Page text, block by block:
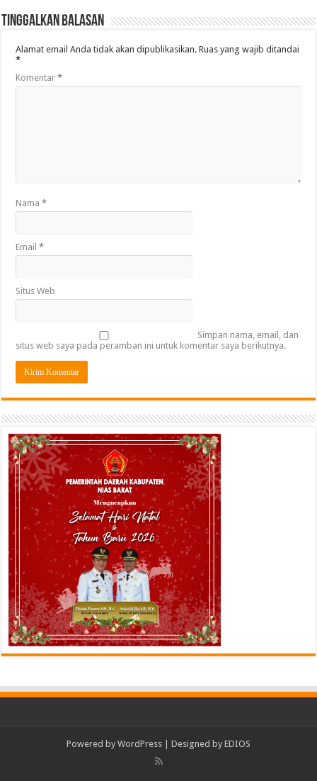
Tinggalkan Balasan
Alamat email Anda tidak akan dipublikasikan. Ruas yang wajib ditandai
*
Komentar*
Nama*
Email*
Situs Web
Simpan nama, email, dan
situs web saya pada peramban ini untuk komentar saya berikutnya.
Powered by WordPress | Designed by EDIOS